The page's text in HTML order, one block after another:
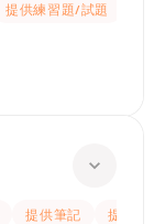
提供練習題/試題
提供筆記
提供練